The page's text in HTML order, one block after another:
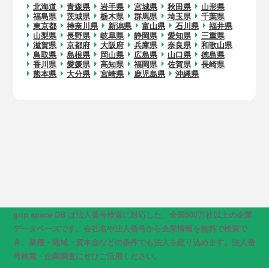
北海道 青森県 岩手県 宮城県 秋田県
山形県
福島県
茨城県 栃木県 群馬県 埼玉県
千葉県
東京都
神奈川県 新潟県 富山県 石川県
福井県
山梨県
長野県 岐阜県 静岡県 愛知県
三重県
滋賀県
京都府 大阪府 兵庫県 奈良県
和歌山県
鳥取県
島根県 岡山県 広島県 山口県
徳島県
香川県
愛媛県 高知県 福岡県 佐賀県
長崎県
熊本県
大分県 宮崎県 鹿児島県 沖縄県
grip space DB は法人番号検索に対応した、全国500万社以上の企業
データベースです。会社名や法人番号から企業情報を無料で検索で
き、業種・地域・資本金などの条件でも法人を絞り込めます。法人番
号検索・企業調査にぜひご活用ください。